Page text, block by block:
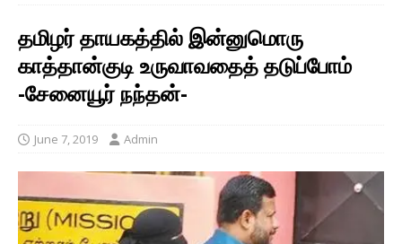
தமிழர் தாயகத்தில் இன்னுமொரு
காத்தான்குடி உருவாவதைத் தடுப்போம்
-சேனையூர் நந்தன்-
June 7, 2019 Admin